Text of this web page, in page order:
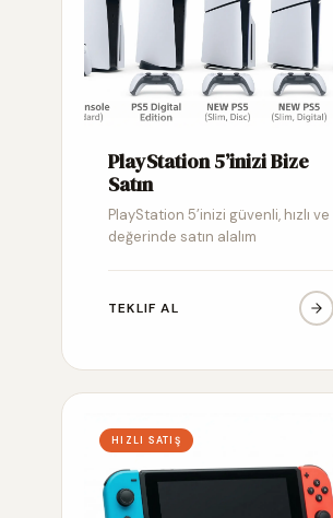
PlayStation 5’inizi Bize
Satın
PlayStation 5’inizi güvenli, hızlı ve
değerinde satın alalım
TEKLIF AL
HIZLI SATIŞ